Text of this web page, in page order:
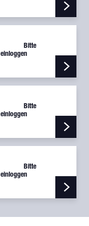
Bitte
einloggen
Bitte
einloggen
Bitte
einloggen